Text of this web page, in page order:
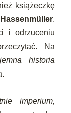
książeczkę
.
i odrzuceniu
Na
historia
imperium,